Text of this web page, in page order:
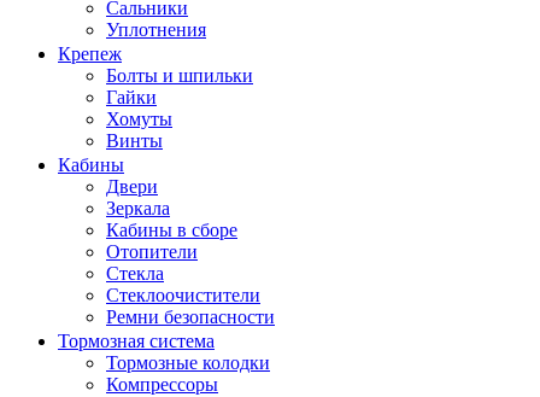
Сальники
Уплотнения
Крепеж
Болты и шпильки
Гайки
Хомуты
Винты
Кабины
Двери
Зеркала
Кабины в сборе
Отопители
Стекла
Стеклоочистители
Ремни безопасности
Тормозная система
Тормозные колодки
Компрессоры